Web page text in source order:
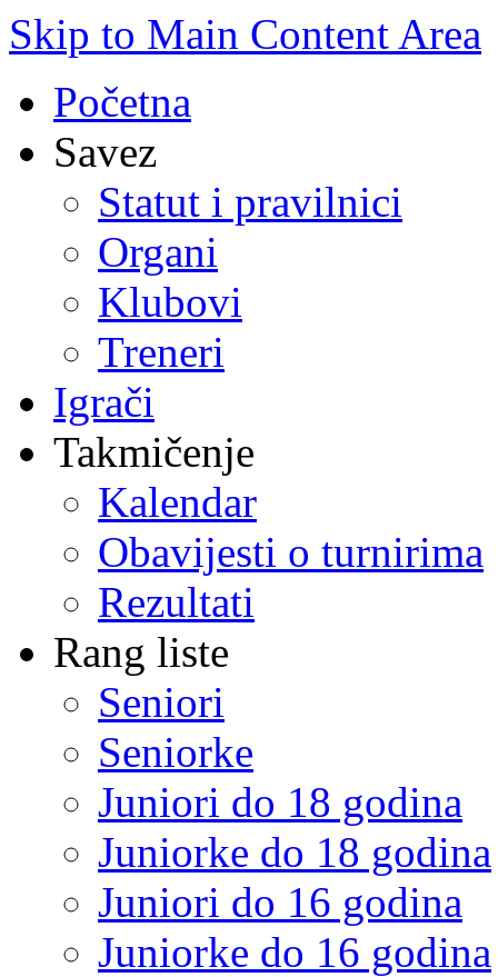
Skip to Main Content Area
Početna
Savez
Statut i pravilnici
Organi
Klubovi
Treneri
Igrači
Takmičenje
Kalendar
Obavijesti o turnirima
Rezultati
Rang liste
Seniori
Seniorke
Juniori do 18 godina
Juniorke do 18 godina
Juniori do 16 godina
Juniorke do 16 godina